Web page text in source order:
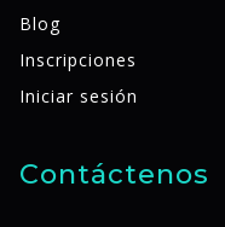
Blog
Inscripciones
Iniciar sesión
Contáctenos